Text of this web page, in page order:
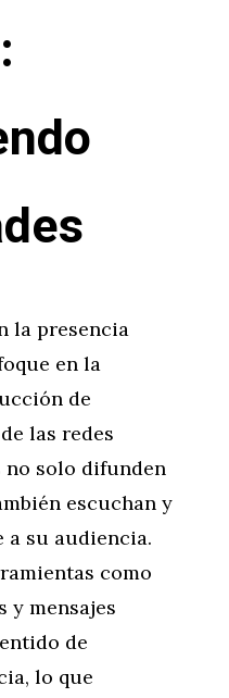
la presencia
en la
de
las redes
no solo difunden
escuchan y
a su audiencia.
como
y mensajes
de
lo que